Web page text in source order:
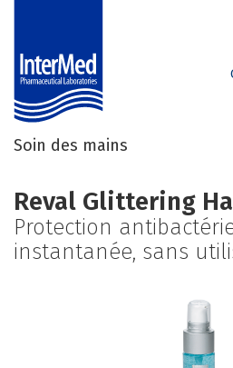
Soin des mains
Reval Glittering
Protection
instantanée, sans